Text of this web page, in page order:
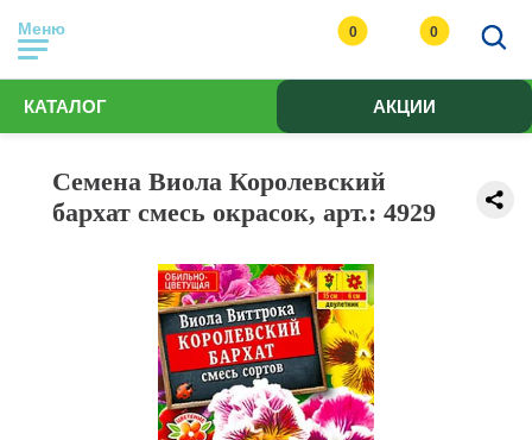
Меню 0 0
КАТАЛОГ АКЦИИ
Семена Виола Королевский
бархат смесь окрасок, арт.: 4929